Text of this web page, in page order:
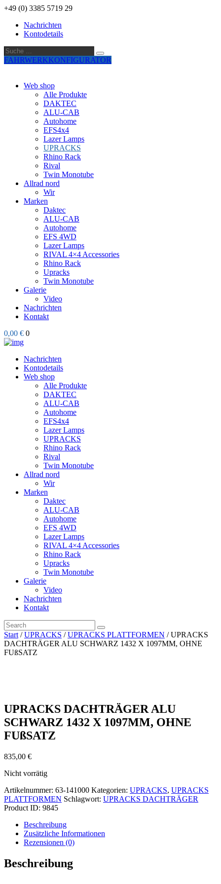
+49 (0) 3385 5719 29
Nachrichten
Kontodetails
Suche
…
Suche
FAHRWERKKONFIGURATOR
Web shop
Alle Produkte
DAKTEC
ALU-CAB
Autohome
EFS4x4
Lazer Lamps
UPRACKS
Rhino Rack
Rival
Twin Monotube
Allrad nord
Wir
Marken
Daktec
ALU-CAB
Autohome
EFS 4WD
Lazer Lamps
RIVAL 4×4 Accessories
Rhino Rack
Upracks
Twin Monotube
Galerie
Video
Nachrichten
Kontakt
0,00 € 0
Nachrichten
Kontodetails
Web shop
Alle Produkte
DAKTEC
ALU-CAB
Autohome
EFS4x4
Lazer Lamps
UPRACKS
Rhino Rack
Rival
Twin Monotube
Allrad nord
Wir
Marken
Daktec
ALU-CAB
Autohome
EFS 4WD
Lazer Lamps
RIVAL 4×4 Accessories
Rhino Rack
Upracks
Twin Monotube
Galerie
Video
Nachrichten
Kontakt
Start /UPRACKS /UPRACKS PLATTFORMEN / UPRACKS
DACHTRÄGER ALU SCHWARZ 1432 X 1097MM, OHNE
FUßSATZ
UPRACKS DACHTRÄGER ALU
SCHWARZ 1432 X 1097MM, OHNE
FUßSATZ
835,00 €
Nicht vorrätig
Artikelnummer: 63-141000 Kategorien: UPRACKS, UPRACKS
PLATTFORMEN Schlagwort: UPRACKS DACHTRÄGER
Product ID: 9845
Beschreibung
Zusätzliche Informationen
Rezensionen (0)
Beschreibung